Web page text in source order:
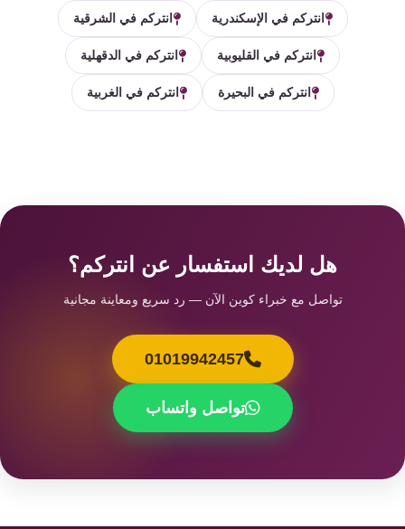
انتركم في الإسكندرية انتركم في الشرقية
انتركم في القليوبية انتركم في الدقهلية
انتركم في البحيرة انتركم في الغربية
هل لديك استفسار عن انتركم؟
تواصل مع خبراء كوين الآن — رد سريع ومعاينة مجانية
01019942457
تواصل واتساب